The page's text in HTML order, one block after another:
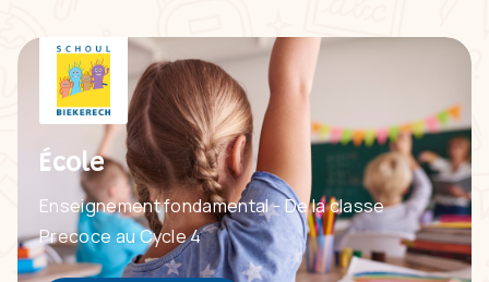
École
Enseignement fondamental - De la classe
Precoce au Cycle 4